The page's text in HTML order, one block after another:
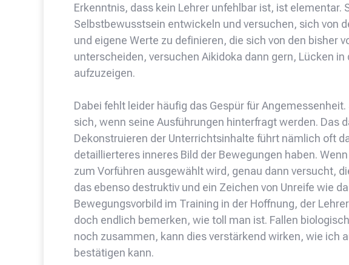
Erkenntnis, dass kein Lehrer unfehlbar ist, ist elementar.
Selbstbewusstsein entwickeln und versuchen, sich von
und eigene Werte zu definieren, die sich von den bisher
unterscheiden, versuchen Aikidoka dann gern, Lücken
aufzuzeigen.
Dabei fehlt leider häufig das Gespür für
sich, wenn seine Ausführungen hinterfragt werden. Das
Dekonstruieren der Unterrichtsinhalte führt nämlich oft
detaillierteres inneres Bild der Bewegungen haben.
zum Vorführen ausgewählt wird, genau dann versucht,
das ebenso destruktiv und ein Zeichen von Unreife wie
Bewegungsvorbild im Training in der Hoffnung, der
doch endlich bemerken, wie toll man ist. Fallen
noch zusammen, kann dies verstärkend wirken, wie ich
bestätigen kann.